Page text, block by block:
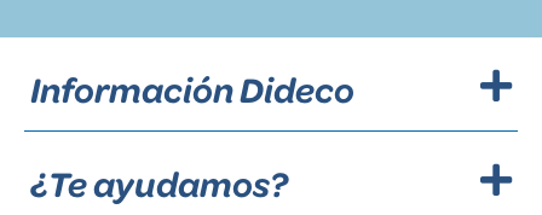
Información Dideco
¿Te ayudamos?